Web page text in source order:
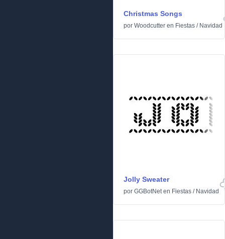
Christmas Songs
por Woodcutter en Fiestas / Navidad
Jolly Sweater
por GGBotNeten Fiestas / Navidad